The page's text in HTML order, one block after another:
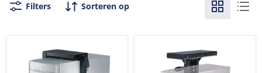
Filters Sorteren op